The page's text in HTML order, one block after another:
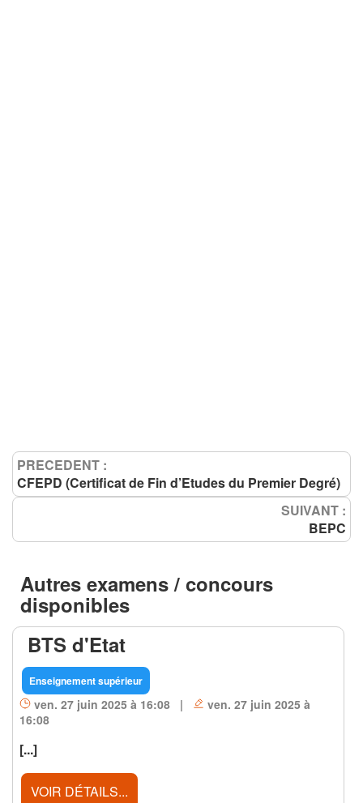
PRECEDENT :
CFEPD (Certificat de Fin d’Etudes du Premier Degré)
SUIVANT :
BEPC
Autres examens / concours
disponibles
BTS d'Etat
Enseignement supérieur
ven. 27 juin 2025 à 16:08 |
ven. 27 juin 2025 à
16:08
[...]
VOIR DÉTAILS...